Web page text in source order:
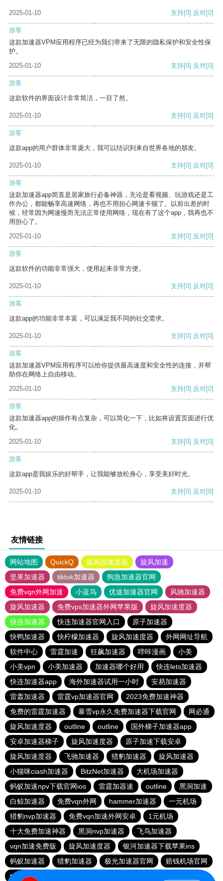
2025-01-10 支持[0] 反对[0]
游客
这款加速器VPM应用程序已经为我们带来了无限的隐私保护和安全性保
护。
2025-01-10
支持[0] 反对[0]
游客
这款软件的界面设计非常简洁，一目了然。
2025-01-10 支持[0] 反对[0]
游客
这款app的用户群体非常庞大，我可以结识到来自世界各地的朋友。
2025-01-10 支持[0] 反对[0]
游客
这款加速器app简直是居家旅行必备神器，无论是看视频、玩游戏还是工
作办公，都能畅享高速网络，再也不用担心网速卡顿了。以前出差的时
候，经常因为网速慢而无法正常使用网络，现在有了这个app，我再也不
用担心了。
2025-01-10
支持[0] 反对[0]
游客
这款软件的功能非常强大，使用起来非常方便。
2025-01-10 支持[0] 反对[0]
游客
这款app的功能非常丰富，可以满足我不同的社交需求。
2025-01-10 支持[0] 反对[0]
游客
这款加速器VPM应用程序可以给你提供最高速度和安全性的连接，并帮
助你在网络上自由移动。
2025-01-10
支持[0] 反对[0]
游客
这款加速器app的操作有点复杂，可以简化一下，比如将设置页面进行优
化。
2025-01-10
支持[0] 反对[0]
游客
这款app是我娱乐的好帮手，让我能够放松身心，享受美好时光。
2025-01-10 支持[0] 反对[0]
友情链接
网站地图 QuickQ 旋风加速度器
旋风加速
坚果加速器
tiktok加速器
狗急加速器官网
免费vqn外网加速
小蓝鸟 优途加速器官网
风驰加速器
旋风加速器
免费vps加速器外网苹果版
旋风加速度器
快连加速器
快连加速器官网入口
原子加速器
快鸭加速器
快柠檬加速器 旋风加速度器
外网网址导航
软件中心
雷霆加速 狂飙加速器 哔咔漫画
小美
小美vpn
小美加速器 加速器哪个好用
快连lets加速器
快连加速器app
海外加速器试用一小时
安易加速器
雷轰加速器
雷霆vp加速器官网
2023免费加速神器
免费的雷霆加速器
暴雪vp永久免费加速器下载官网
网必通
旋风加速度器
outline outline
国外梯子加速器app
安卓加速器梯子
旋风加速度器
原子加速下载安卓
旋风加速度器
飞驰加速器 猎豹加速器
旋风加速器
小猫咪ciash加速器
BitzNet加速器
大机场加速器
蚂蚁加速npv下载官网ios
雷霆加器速 outline
黑洞加速
白鲸加速器
免费vqn外网 hammer加速器
一元机场
猎豹nvp加速器
免费vqn加速外网安卓
1元机场
十大免费加速神器
黑洞nvp加速器
飞鸟加速器
vqn加速免费版
旋风加速度器
银河加速器下载苹果ins
蚂蚁加速器
猎豹加速器 极光加速器官网
赔钱机场官网
twitter加速器